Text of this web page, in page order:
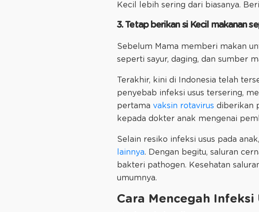
Kecil lebih sering dari biasanya.
3. Tetap berikan si Kecil makanan
Sebelum Mama memberi makan
seperti sayur, daging, dan sumber
Terakhir, kini di Indonesia telah
penyebab infeksi usus tersering,
pertama vaksin rotavirus diberikan
kepada dokter anak mengenai
Selain resiko infeksi usus pada
lainnya. Dengan begitu, saluran
bakteri pathogen. Kesehatan
umumnya.
Cara Mencegah Infeksi